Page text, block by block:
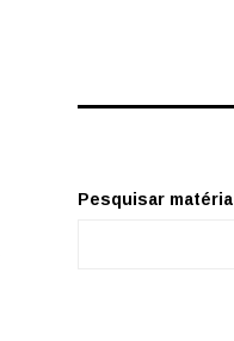
Pesquisar matéria